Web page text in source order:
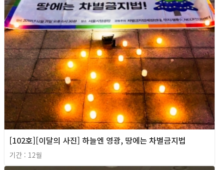
[102호][이달의 사진] 하늘엔 영광, 땅에는 차별금지법
기간 : 12월